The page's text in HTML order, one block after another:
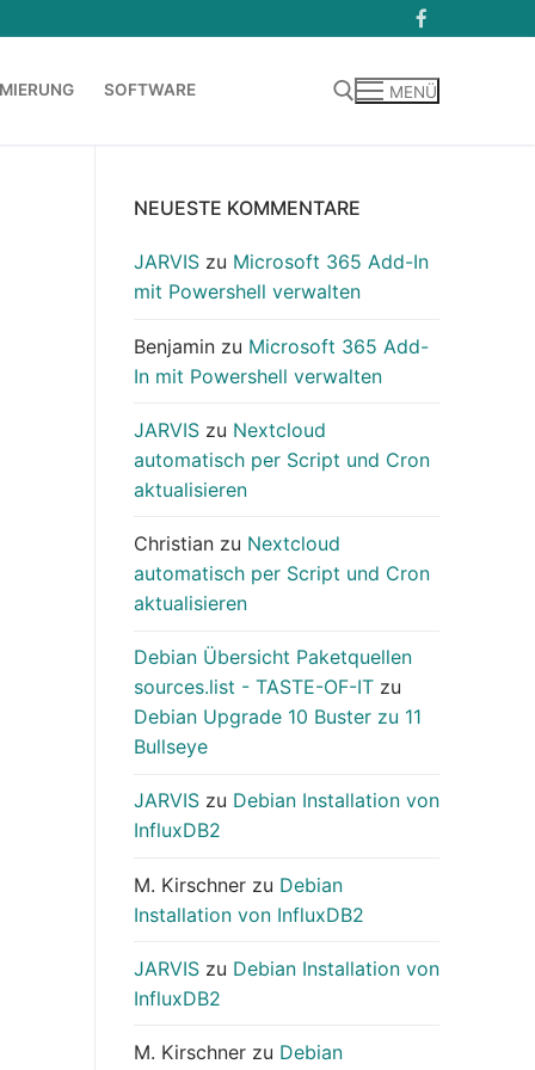
SOFTWARE MENÜ
NEUESTE KOMMENTARE
JARVIS zu Microsoft 365 Add-In
mit Powershell verwalten
Benjamin zu Microsoft 365 Add-
In mit Powershell verwalten
JARVIS zu Nextcloud
automatisch per Script und Cron
aktualisieren
Christian zu Nextcloud
automatisch per Script und Cron
aktualisieren
Debian Übersicht Paketquellen
sources.list - TASTE-OF-IT zu
Debian Upgrade 10 Buster zu 11
Bullseye
JARVIS zu Debian Installation von
InfluxDB2
M. Kirschner zu Debian
Installation von InfluxDB2
JARVIS zu Debian Installation von
InfluxDB2
M. Kirschner zu Debian